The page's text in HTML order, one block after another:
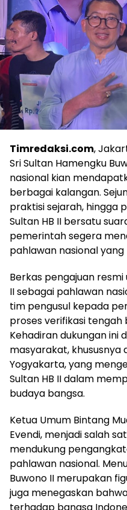
Timredaksi.com,
Sri Sultan Hamengku
nasional kian
berbagai kalangan.
praktisi sejarah, hingga
Sultan HB II bersatu
pemerintah segera
pahlawan nasional yang
Berkas pengajuan
II sebagai pahlawan
tim pengusul kepada
proses verifikasi tengah
Kehadiran dukungan ini
masyarakat, khususnya
Yogyakarta, yang
Sultan HB II dalam
budaya bangsa.
Ketua Umum Bintang
Evendi, menjadi salah
mendukung
pahlawan nasional.
Buwono II merupakan
juga menegaskan